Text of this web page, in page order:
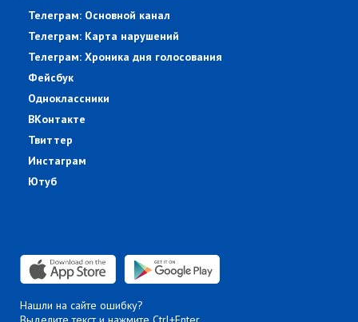
Телеграм: Основной канал
Телеграм: Карта нарушений
Телеграм: Хроника дня голосования
Фейсбук
Одноклассники
ВКонтакте
Твиттер
Инстаграм
Ютуб
Нашли на сайте ошибку?